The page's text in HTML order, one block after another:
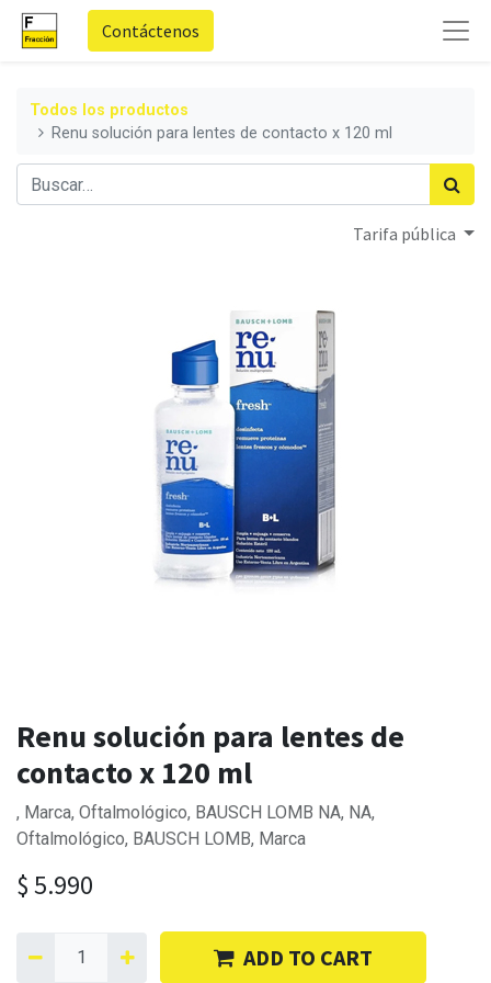
Contáctenos
Todos los productos
Renu solución para lentes de contacto x 120 ml
Tarifa pública
Renu solución para lentes de
contacto x 120 ml
, Marca, Oftalmológico, BAUSCH LOMB NA, NA,
Oftalmológico, BAUSCH LOMB, Marca
$ 5.990
ADD TO CART